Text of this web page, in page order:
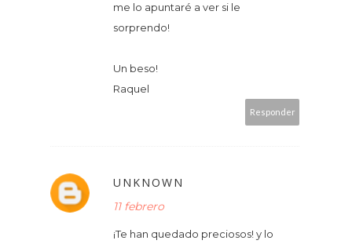
me lo apuntaré a ver si le
sorprendo!
Un beso!
Raquel
Responder
UNKNOWN
11 febrero
¡Te han quedado preciosos! y lo